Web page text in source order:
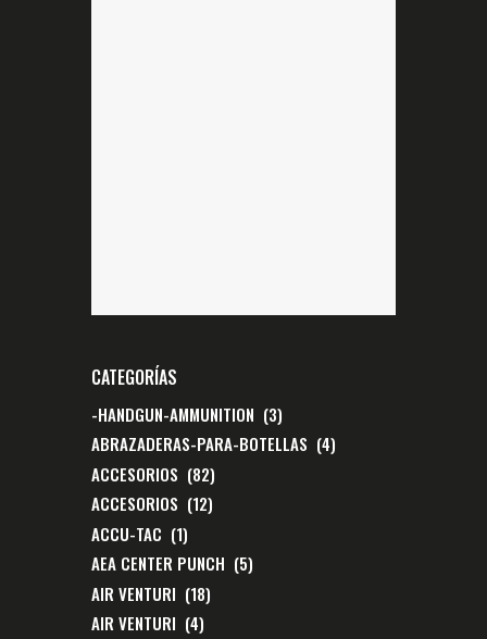
CATEGORÍAS
-HANDGUN-AMMUNITION (3)
ABRAZADERAS-PARA-BOTELLAS (4)
ACCESORIOS (82)
ACCESORIOS (12)
ACCU-TAC (1)
AEA CENTER PUNCH (5)
AIR VENTURI (18)
AIR VENTURI (4)